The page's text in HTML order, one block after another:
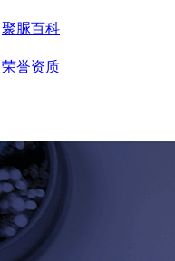
聚脲百科
荣誉资质